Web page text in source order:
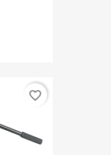
favorite_border